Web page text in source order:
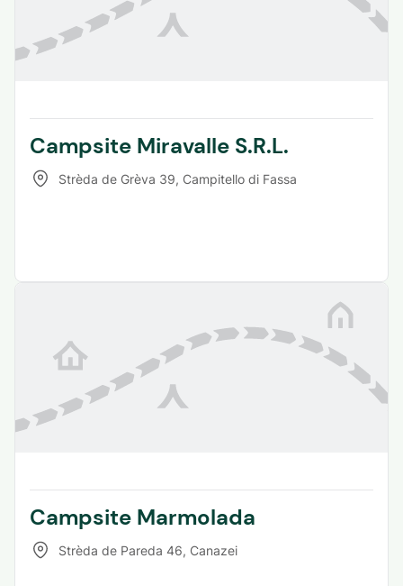
Campsite Miravalle S.R.L.
Strèda de Grèva 39, Campitello di Fassa
Campsite Marmolada
Strèda de Pareda 46, Canazei